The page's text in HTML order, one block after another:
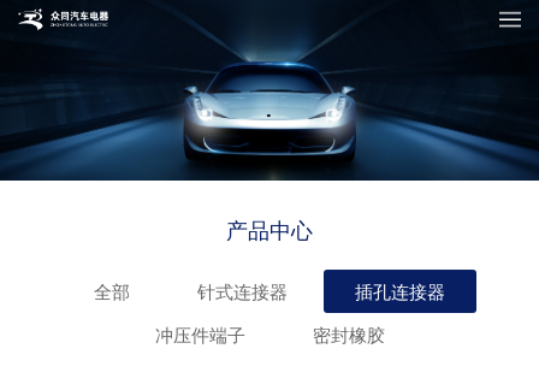
产品中心
全部 针式连接器
插孔连接器
冲压件端子
密封橡胶